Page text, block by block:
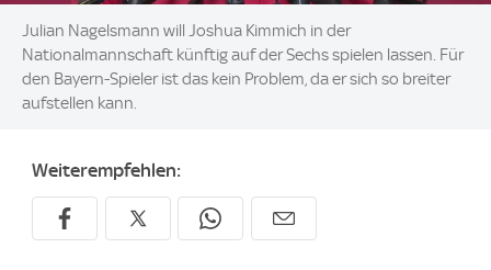
Julian Nagelsmann will Joshua Kimmich in der
Nationalmannschaft künftig auf der Sechs spielen lassen. Für
den Bayern-Spieler ist das kein Problem, da er sich so breiter
aufstellen kann.
Weiterempfehlen: